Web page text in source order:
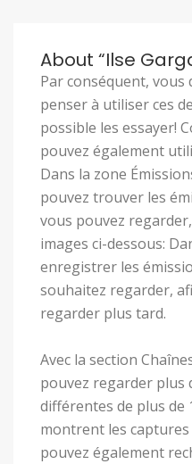
About “Ilse
Par conséquent,
penser à utiliser ces
possible les essayer!
pouvez également
Dans la zone
pouvez trouver les
vous pouvez
images ci-dessous:
enregistrer les
souhaitez regarder,
regarder plus tard.
Avec la section
pouvez regarder plus
différentes de plus de
montrent les captures
pouvez également